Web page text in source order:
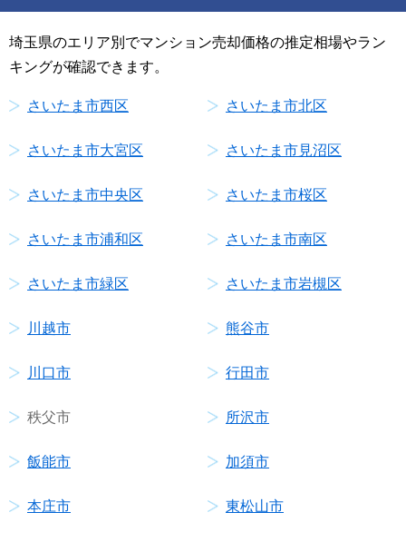
埼玉県のエリア別でマンション売却価格の推定相場やラン
キングが確認できます。
さいたま市西区 さいたま市北区
さいたま市大宮区 さいたま市見沼区
さいたま市中央区 さいたま市桜区
さいたま市浦和区 さいたま市南区
さいたま市緑区 さいたま市岩槻区
川越市 熊谷市
川口市 行田市
秩父市 所沢市
飯能市 加須市
本庄市 東松山市